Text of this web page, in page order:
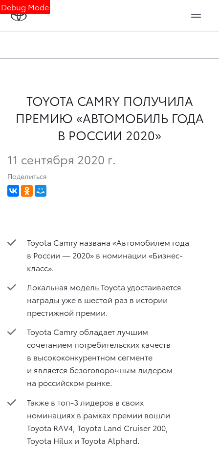
Debug Mode
TOYOTA CAMRY ПОЛУЧИЛА
ПРЕМИЮ «АВТОМОБИЛЬ ГОДА
В РОССИИ 2020»
11 сентября 2020 г.
Поделиться
Toyota Camry названа «Автомобилем года
в России — 2020» в номинации «Бизнес-
класс».
Локальная модель Toyota удостаивается
награды уже в шестой раз в истории
престижной премии.
Toyota Camry обладает лучшим
сочетанием потребительских качеств
в высококонкурентном сегменте
и является безоговорочным лидером
на российском рынке.
Также в топ-3 лидеров в своих
номинациях в рамках премии вошли
Toyota RAV4, Toyota Land Cruiser 200,
Toyota Hilux и Toyota Alphard.